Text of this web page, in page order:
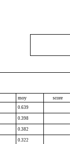
moy score
0.639
0.398
0.382
0.322